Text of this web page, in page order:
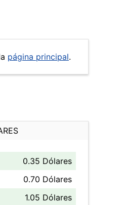
página principal.
0.35 Dólares
0.70 Dólares
1.05 Dólares